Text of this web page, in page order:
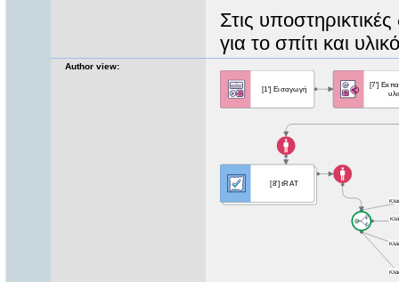
Στις
για το σπίτι και
Author view: